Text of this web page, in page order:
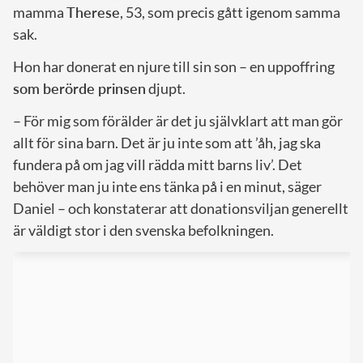
mammaTherese, 53, som precis gått igenom samma
sak.
Hon har donerat en njure till sin son – en uppoffring
som berörde prinsendjupt.
– För mig som förälder är det ju självklart att man gör
allt för sina barn. Det är ju inte som att ’åh, jag ska
fundera på om jag vill rädda mitt barns liv’. Det
behöver man ju inte ens tänka på i en minut, säger
Daniel – och konstaterar att donationsviljan generellt
är väldigt stor i den svenska befolkningen.